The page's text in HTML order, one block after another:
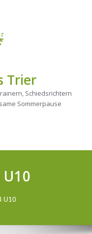
Trier
Schiedsrichtern
Sommerpause
U10